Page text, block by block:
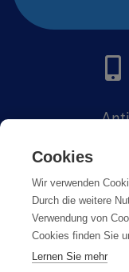
Cookies
Wir verwenden
Durch die weitere
Verwendung von
Cookies finden Sie
Lernen Sie mehr